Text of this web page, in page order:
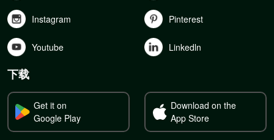
Instagram Pinterest
Youtube Linkedln
下载
Get it on
Google Play
Download on the
App Store